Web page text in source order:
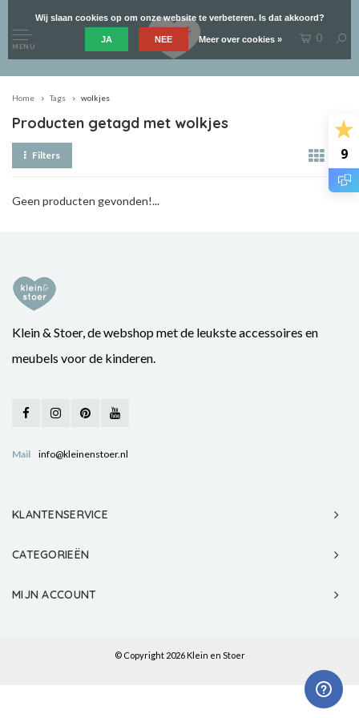
9
MENU
0
Home Tags wolkjes
Producten getagd met wolkjes
Filters
Geen producten gevonden!...
Klein & Stoer, de webshop met de leukste accessoires en
meubels voor de kinderen.
Mail info@kleinenstoer.nl
KLANTENSERVICE
CATEGORIEËN
MIJN ACCOUNT
© Copyright 2026 Klein en Stoer
Wij slaan cookies op om onze website te verbeteren. Is dat akkoord?
JA NEE Meer over cookies »